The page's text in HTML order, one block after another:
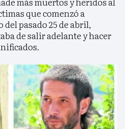
que comenzó a
pasado 25 de abril,
de salir adelante y hacer